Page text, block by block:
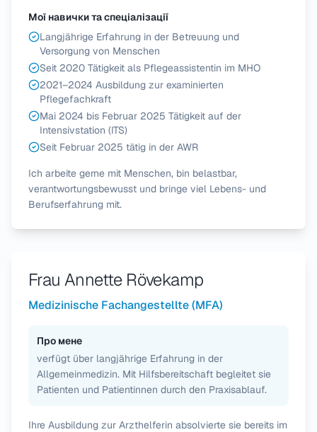
Мої навички та спеціалізації
Langjährige Erfahrung in der Betreuung und
Versorgung von Menschen
Seit 2020 Tätigkeit als Pflegeassistentin im MHO
2021–2024 Ausbildung zur examinierten
Pflegefachkraft
Mai 2024 bis Februar 2025 Tätigkeit auf der
Intensivstation (ITS)
Seit Februar 2025 tätig in der AWR
Ich arbeite gerne mit Menschen, bin belastbar,
verantwortungsbewusst und bringe viel Lebens- und
Berufserfahrung mit.
Frau Annette Rövekamp
Medizinische Fachangestellte (MFA)
Про мене
verfügt über langjährige Erfahrung in der
Allgemeinmedizin. Mit Hilfsbereitschaft begleitet sie
Patienten und Patientinnen durch den Praxisablauf.
Ihre Ausbildung zur Arzthelferin absolvierte sie bereits im